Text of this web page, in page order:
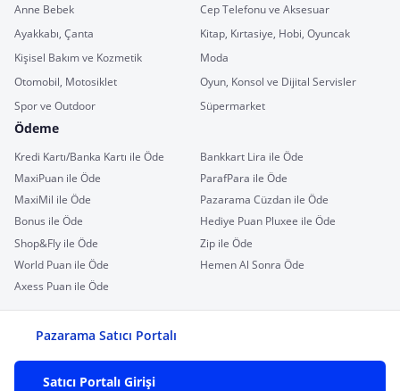
Anne Bebek
Cep Telefonu ve Aksesuar
Ayakkabı, Çanta
Kitap, Kırtasiye, Hobi, Oyuncak
Kişisel Bakım ve Kozmetik
Moda
Otomobil, Motosiklet
Oyun, Konsol ve Dijital Servisler
Spor ve Outdoor
Süpermarket
Ödeme
Kredi Kartı/Banka Kartı ile Öde
Bankkart Lira ile Öde
MaxiPuan ile Öde
ParafPara ile Öde
MaxiMil ile Öde
Pazarama Cüzdan ile Öde
Bonus ile Öde
Hediye Puan Pluxee ile Öde
Shop&Fly ile Öde
Zip ile Öde
World Puan ile Öde
Hemen Al Sonra Öde
Axess Puan ile Öde
Pazarama Satıcı Portalı
Satıcı Portalı Girişi